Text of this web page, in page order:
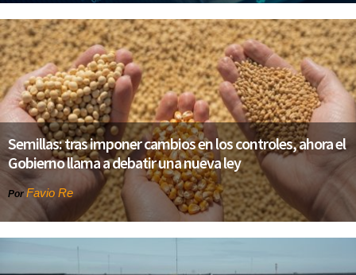
Semillas: tras imponer cambios en los controles, ahora el
Gobierno llama a debatir una nueva ley
Por Favio Re